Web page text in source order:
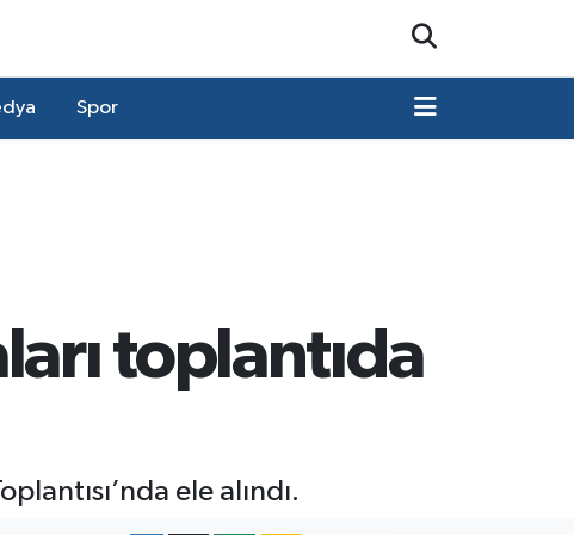
Spor
toplantıda
ele alındı.